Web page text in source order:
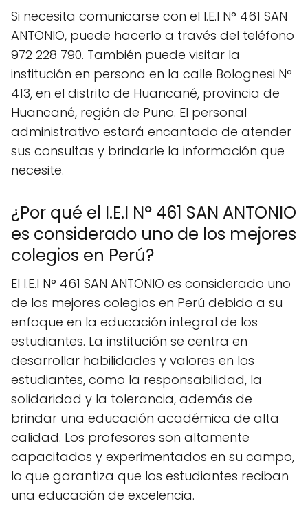
Si necesita comunicarse con el I.E.I N° 461 SAN
ANTONIO, puede hacerlo a través del teléfono
972 228 790. También puede visitar la
institución en persona en la calle Bolognesi N°
413, en el distrito de Huancané, provincia de
Huancané, región de Puno. El personal
administrativo estará encantado de atender
sus consultas y brindarle la información que
necesite.
¿Por qué el I.E.I N° 461 SAN ANTONIO
es considerado uno de los mejores
colegios en Perú?
El I.E.I N° 461 SAN ANTONIO es considerado uno
de los mejores colegios en Perú debido a su
enfoque en la educación integral de los
estudiantes. La institución se centra en
desarrollar habilidades y valores en los
estudiantes, como la responsabilidad, la
solidaridad y la tolerancia, además de
brindar una educación académica de alta
calidad. Los profesores son altamente
capacitados y experimentados en su campo,
lo que garantiza que los estudiantes reciban
una educación de excelencia.